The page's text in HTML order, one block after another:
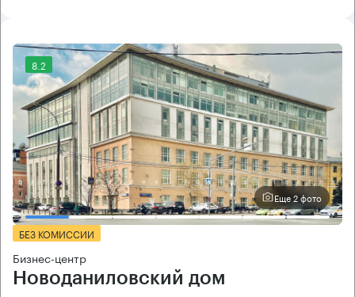
8.2
Еще 2 фото
БЕЗ КОМИССИИ
Бизнес-центр
Новоданиловский дом